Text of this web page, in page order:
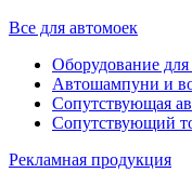
Все для автомоек
Оборудование для
Автошампуни и
Сопутствующая
Сопутствующий
Рекламная продукция